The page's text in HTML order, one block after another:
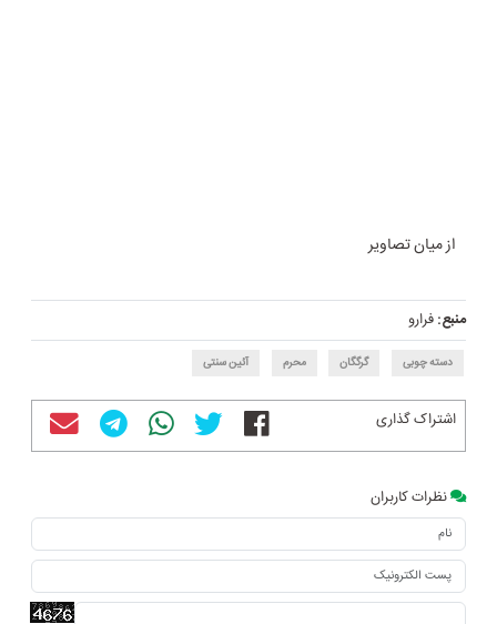
از میان تصاویر
منبع:فرارو
دسته چوبی گرگگان محرم آئین سنتی
اشتراک گذاری
نظرات کاربران